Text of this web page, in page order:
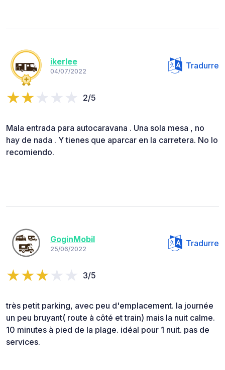
ikerlee
04/07/2022
Tradurre
2/5
Mala entrada para autocaravana . Una sola mesa , no
hay de nada . Y tienes que aparcar en la carretera. No lo
recomiendo.
GoginMobil
25/06/2022
Tradurre
3/5
très petit parking, avec peu d'emplacement. la journée
un peu bruyant( route à côté et train) mais la nuit calme.
10 minutes à pied de la plage. idéal pour 1 nuit. pas de
services.